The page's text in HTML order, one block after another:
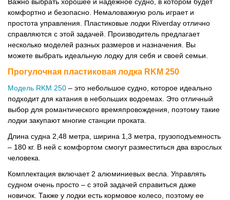
комфортно и безопасно. Немаловажную роль играет и
простота управления. Пластиковые лодки Riverday отлично
справляются с этой задачей. Производитель предлагает
несколько моделей разных размеров и назначения. Вы
можете выбрать идеальную лодку для себя и своей семьи.
Прогулочная пластиковая лодка RKM 250
Модель RKM 250 – это небольшое судно, которое идеально
подходит для катания в небольших водоемах. Это отличный
выбор для романтического времяпровождения, поэтому такие
лодки закупают многие станции проката.
Длина судна 2,48 метра, ширина 1,3 метра, грузоподъемность
– 180 кг. В ней с комфортом смогут разместиться два взрослых
человека.
Комплектация включает 2 алюминиевых весла. Управлять
судном очень просто – с этой задачей справиться даже
новичок. Также у лодки есть кормовое колесо, поэтому ее